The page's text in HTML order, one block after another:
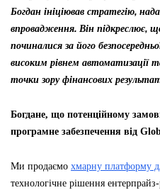
Богдан ініціював стратегію,
впровадження. Він підкреслює,
починалися за його
високим рівнем автоматизації
точки зору фінансових
Богдане, що потенційному
програмне забезпечення від
Ми продаємо хмарну платформу
технологічне рішення